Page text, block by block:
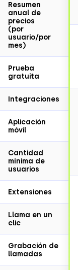
Resumen
anual de
precios
(por
usuario/por
mes)
Prueba
gratuita
Integraciones
Aplicación
móvil
Cantidad
mínima de
usuarios
Extensiones
Llama en un
clic
Grabación de
llamadas